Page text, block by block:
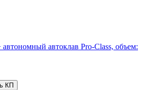
автоклав Pro-Class, объем:
КП